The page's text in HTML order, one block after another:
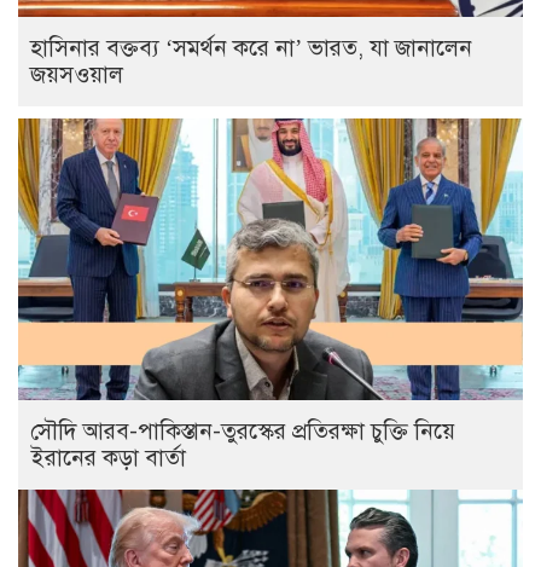
হাসিনার বক্তব্য ‘সমর্থন করে না’ ভারত, যা জানালেন
জয়সওয়াল
সৌদি আরব-পাকিস্তান-তুরস্কের প্রতিরক্ষা চুক্তি নিয়ে
ইরানের কড়া বার্তা